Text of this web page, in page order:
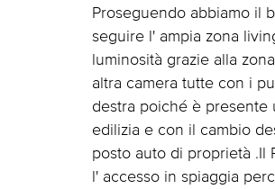
Proseguendo abbiamo il
seguire l' ampia zona
luminosità grazie alla
altra camera tutte con i
destra poiché è presente
edilizia e con il cambio
posto auto di proprietà .Il
l' accesso in spiaggia